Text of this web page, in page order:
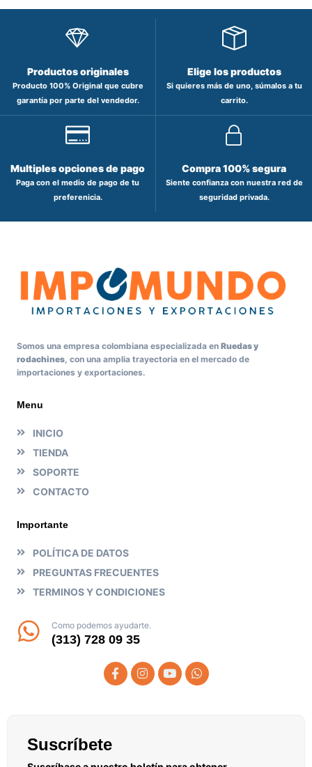
Productos originales
Producto 100% Original que cubre
garantía por parte del vendedor.
Elige los productos
Si quieres más de uno, súmalos a tu
carrito.
Multiples opciones de pago
Paga con el medio de pago de tu
preferenicia.
Compra 100% segura
Siente confianza con nuestra red de
seguridad privada.
Somos una empresa colombiana especializada en Ruedas y
rodachines , con una amplia trayectoria en el mercado de
importaciones y exportaciones.
Menu
INICIO
TIENDA
SOPORTE
CONTACTO
Importante
POLÍTICA DE DATOS
PREGUNTAS FRECUENTES
TERMINOS Y CONDICIONES
Como podemos ayudarte.
(313) 728 09 35
Suscríbete